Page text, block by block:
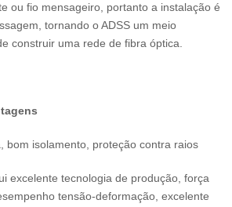
ou fio mensageiro, portanto a instalação é
tornando o ADSS um meio
construir uma rede de fibra óptica.
bom isolamento, proteção contra raios
excelente tecnologia de produção, força
tensão-deformação, excelente